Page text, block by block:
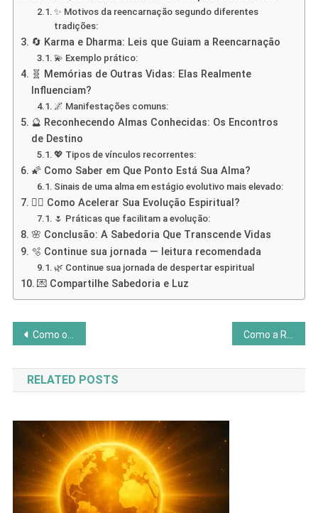
✨ Motivos da reencarnação segundo diferentes
tradições:
🔄 Karma e Dharma: Leis que Guiam a Reencarnação
💫 Exemplo prático:
🧬 Memórias de Outras Vidas: Elas Realmente
Influenciam?
🌌 Manifestações comuns:
🔮 Reconhecendo Almas Conhecidas: Os Encontros
de Destino
💖 Tipos de vínculos recorrentes:
🌠 Como Saber em Que Ponto Está Sua Alma?
Sinais de uma alma em estágio evolutivo mais elevado:
🧘‍♀️ Como Acelerar Sua Evolução Espiritual?
🌷 Práticas que facilitam a evolução:
🌸 Conclusão: A Sabedoria Que Transcende Vidas
🫧 Continue sua jornada — leitura recomendada
🌿 Continue sua jornada de despertar espiritual
💌 Compartilhe Sabedoria e Luz
Navegação
de
Post
Como o Perdão Se Torna Um Ato de Autocuidado Como a Reencarnação Explica Seus Vínculos Emocionais
RELATED POSTS